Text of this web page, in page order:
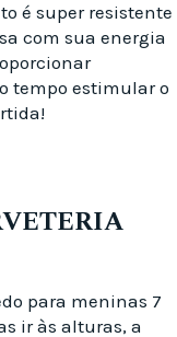
é super resistente
com sua energia
tempo estimular o
para meninas 7
ir às alturas, a